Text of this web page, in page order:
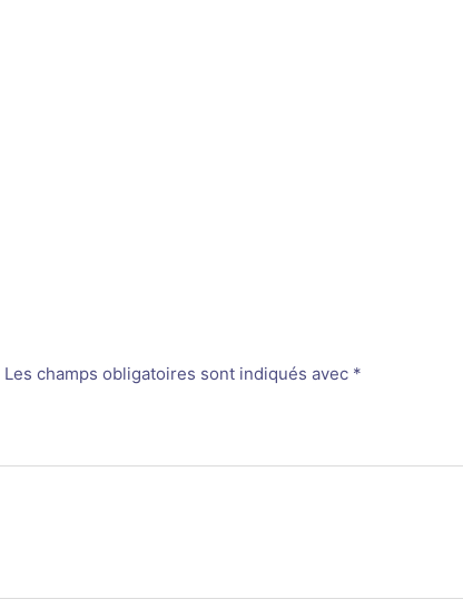
Les champs obligatoires sont indiqués avec *